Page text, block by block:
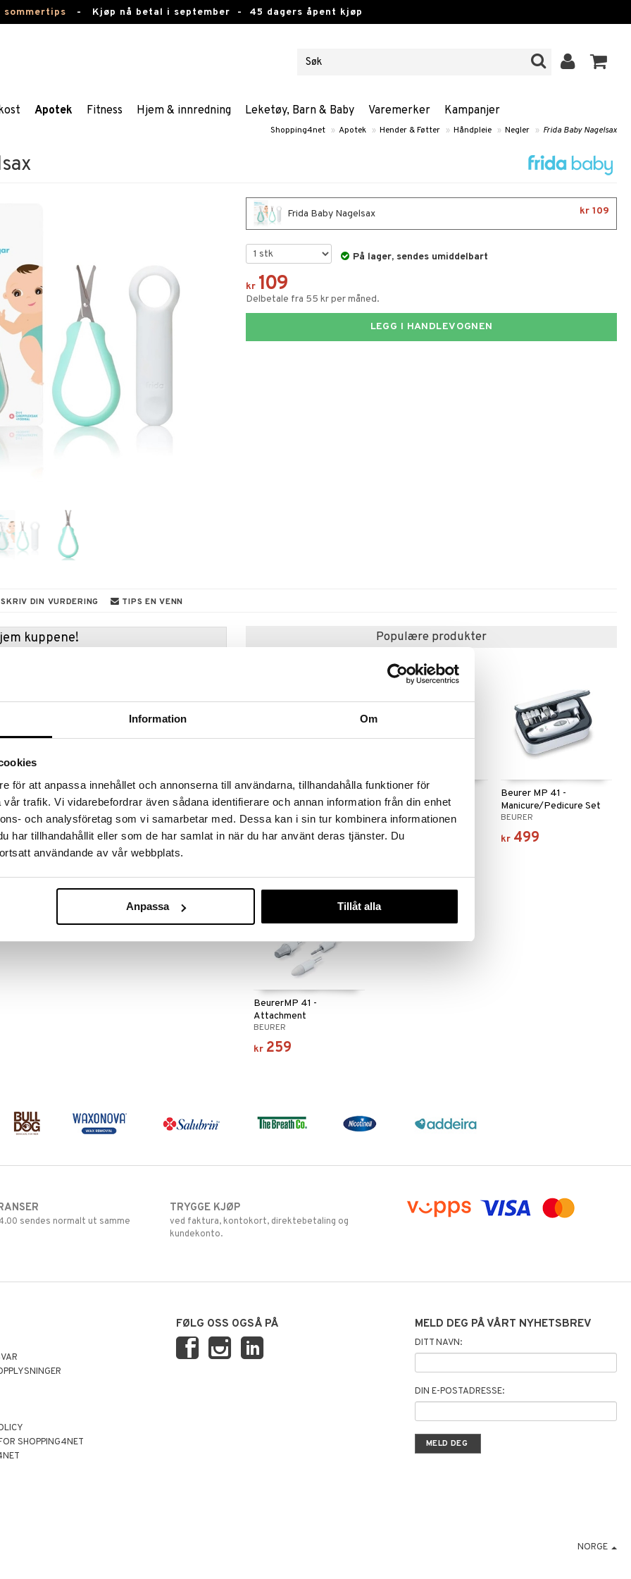
Information Om
för att anpassa innehållet och annonserna till användarna, tillhandahålla funktioner för
trafik. Vi vidarebefordrar även sådana identifierare och annan information från din enhet
och analysföretag som vi samarbetar med. Dessa kan i sin tur kombinera informationen
har tillhandahållit eller som de har samlat in när du har använt deras tjänster. Du
användande av vår webbplats.
Anpassa Tillåt alla
- Kjøp nå betal i september - 45 dagers åpent kjøp
Apotek Fitness Hjem & innredning Leketøy, Barn & Baby Varemerker Kampanjer
Shopping4net » Apotek » Hender & Føtter » Håndpleie » Negler » Frida Baby Nagelsax
Frida Baby Nagelsax kr 109
På lager, sendes umiddelbart
kr 109
Delbetale fra 55 kr per måned.
LEGG I HANDLEVOGNEN
SKRIV DIN VURDERING TIPS EN VENN
kuppene!
dine kan fort gå tom!
»
og runde tupper for sikker klipping. Det
gripelek for babyen.
både høyre- og venstrehendte.
Populære produkter
Nailner Breathable Nail
Polish
NAILNER
kr 99
NAILNER
kr 329
Beurer MP 41 -
Manicure/Pedicure Set
BEURER
kr 499
BeurerMP 41 -
Attachment
Replacement Set
BEURER
kr 259
sendes normalt ut samme
TRYGGE KJØP
ved faktura, kontokort, direktebetaling og
kundekonto.
SHOPPING4NET
FØLG OSS OGSÅ PÅ MELD DEG PÅ VÅRT NYHETSBREV
DITT NAVN:
DIN E-POSTADRESSE:
NORGE